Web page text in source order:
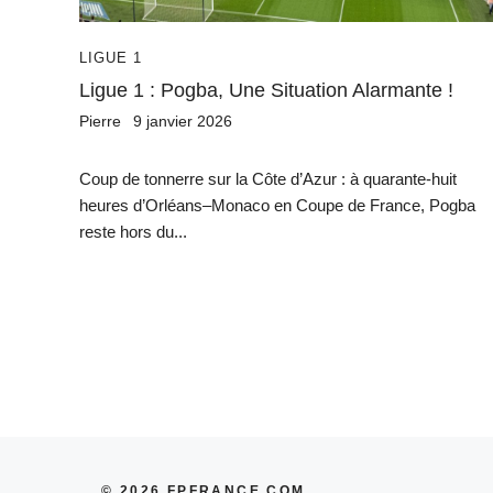
LIGUE 1
Ligue 1 : Pogba, Une Situation Alarmante !
Pierre 9 janvier 2026
Coup de tonnerre sur la Côte d’Azur : à quarante-huit
heures d’Orléans–Monaco en Coupe de France, Pogba
reste hors du...